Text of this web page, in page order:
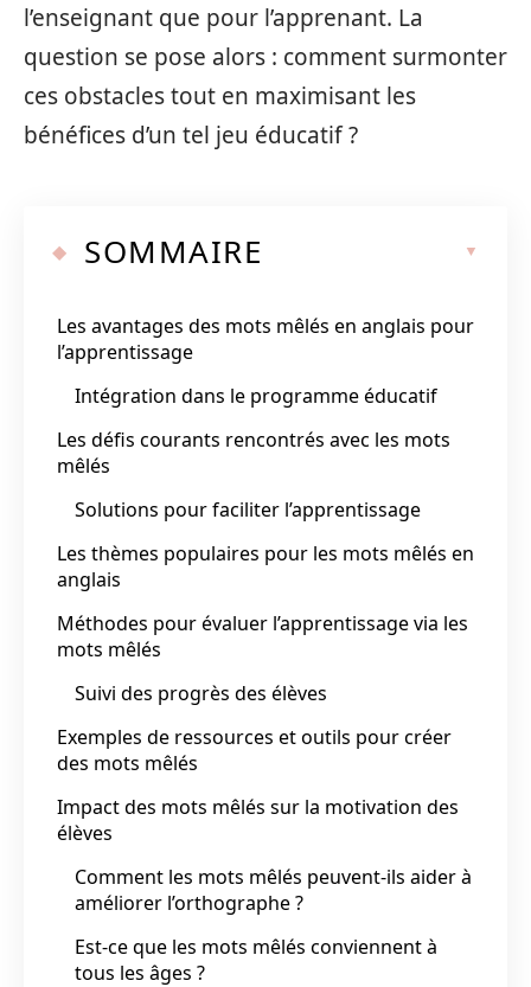
l’enseignant que pour l’apprenant. La
question se pose alors : comment surmonter
ces obstacles tout en maximisant les
bénéfices d’un tel jeu éducatif ?
SOMMAIRE
Les avantages des mots mêlés en anglais pour
l’apprentissage
Intégration dans le programme éducatif
Les défis courants rencontrés avec les mots
mêlés
Solutions pour faciliter l’apprentissage
Les thèmes populaires pour les mots mêlés en
anglais
Méthodes pour évaluer l’apprentissage via les
mots mêlés
Suivi des progrès des élèves
Exemples de ressources et outils pour créer
des mots mêlés
Impact des mots mêlés sur la motivation des
élèves
Comment les mots mêlés peuvent-ils aider à
améliorer l’orthographe ?
Est-ce que les mots mêlés conviennent à
tous les âges ?